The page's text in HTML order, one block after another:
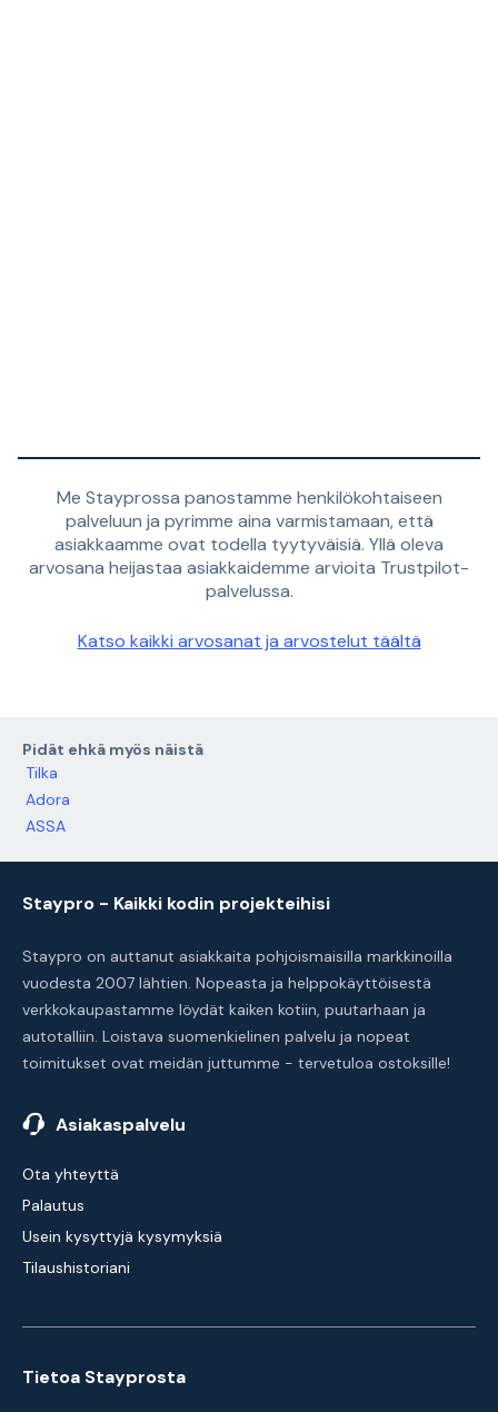
Me Stayprossa panostamme henkilökohtaiseen
palveluun ja pyrimme aina varmistamaan, että
asiakkaamme ovat todella tyytyväisiä. Yllä oleva
arvosana heijastaa asiakkaidemme arvioita Trustpilot-
palvelussa.
Katso kaikki arvosanat ja arvostelut täältä
Pidät ehkä myös näistä
Tilka
Adora
ASSA
Staypro - Kaikki kodin projekteihisi
Staypro on auttanut asiakkaita pohjoismaisilla markkinoilla
vuodesta 2007 lähtien. Nopeasta ja helppokäyttöisestä
verkkokaupastamme löydät kaiken kotiin, puutarhaan ja
autotalliin. Loistava suomenkielinen palvelu ja nopeat
toimitukset ovat meidän juttumme - tervetuloa ostoksille!
Asiakaspalvelu
Ota yhteyttä
Palautus
Usein kysyttyjä kysymyksiä
Tilaushistoriani
Tietoa Stayprosta